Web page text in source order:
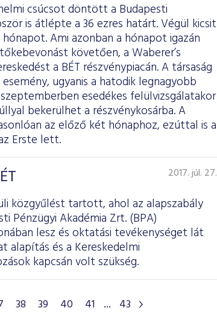
csúcsot döntött a Budapesti
is átlépte a 36 ezres határt. Végül kicsit
Ami azonban a hónapot igazán
követően, a Waberer’s
a BÉT részvénypiacán. A társaság
ugyanis a hatodik legnagyobb
esedékes felülvizsgálatakor
bekerülhet a részvénykosárba. A
az előző két hónaphoz, ezúttal is a
Erste lett.
2017. júl. 27.
közgyűlést tartott, ahol az alapszabály
Akadémia Zrt. (BPA)
lesz és oktatási tevékenységet lát
alapítás és a Kereskedelmi
kapcsán volt szükség.
38 39 40 41 ... 43